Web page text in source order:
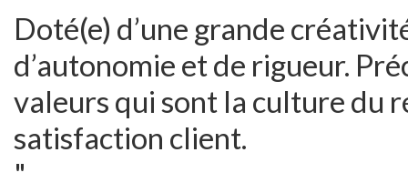
Doté(e) d’une grande
d’autonomie et de rigueur.​
valeurs qui sont la culture du
satisfaction client.
"